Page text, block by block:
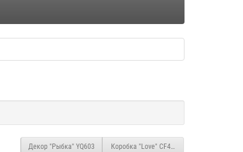
Декор "Рыбка" YQ603 Коробка "Love" CF494